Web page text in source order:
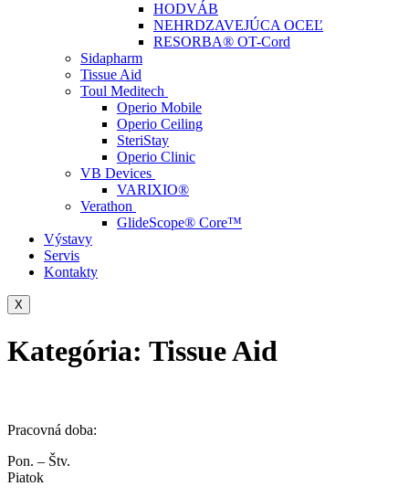
HODVÁB
NEHRDZAVEJÚCA OCEĽ
RESORBA® OT-Cord
Sidapharm
Tissue Aid
Toul Meditech
Operio Mobile
Operio Ceiling
SteriStay
Operio Clinic
VB Devices
VARIXIO®
Verathon
GlideScope® Core™
Výstavy
Servis
Kontakty
X
Kategória: Tissue Aid
Pracovná doba:
Pon. – Štv.
Piatok